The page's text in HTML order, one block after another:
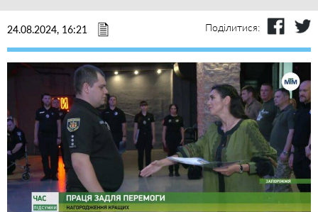
24.08.2024, 16:21 Поділитися: